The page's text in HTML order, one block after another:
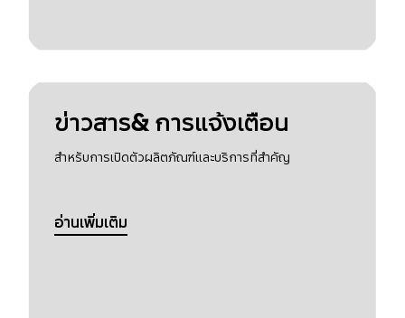
ข่าวสาร& การแจ้งเตือน
สำหรับการเปิดตัวผลิตภัณฑ์และบริการที่สำคัญ
อ่านเพิ่มเติม